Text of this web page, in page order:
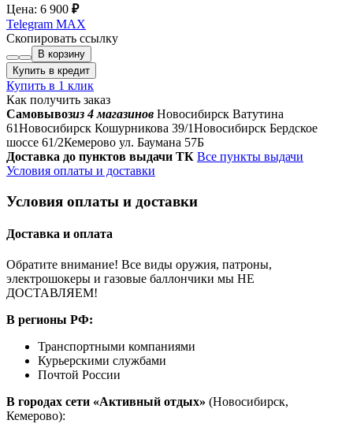
Цена: 6 900 ₽
Telegram MAX
Скопировать ссылку
В корзину
Купить в кредит
Купить в 1 клик
Как получить заказ
Самовывозиз 4 магазинов Новосибирск Ватутина
61Новосибирск Кошурникова 39/1Новосибирск Бердское
шоссе 61/2Кемерово ул. Баумана 57Б
Доставка до пунктов выдачи ТК Все пункты выдачи
Условия оплаты и доставки
Условия оплаты и доставки
Доставка и оплата
Обратите внимание! Все виды оружия, патроны,
электрошокеры и газовые баллончики мы НЕ
ДОСТАВЛЯЕМ!
В регионы РФ:
Транспортными компаниями
Курьерскими службами
Почтой России
В городах сети «Активный отдых» (Новосибирск,
Кемерово):